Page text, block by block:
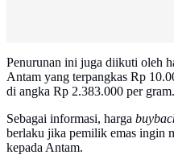
Penurunan ini juga diikuti oleh
Antam yang terpangkas Rp
di angka Rp 2.383.000 per gram.
Sebagai informasi, harga
berlaku jika pemilik emas ingin
kepada Antam.